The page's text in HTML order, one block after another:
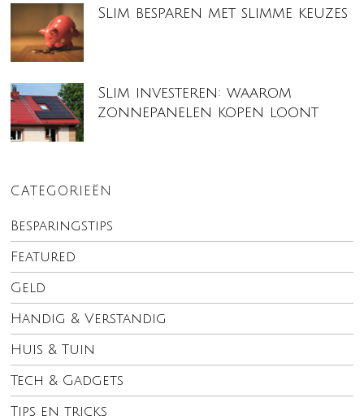
Slim besparen met slimme keuzes
Slim investeren: waarom
zonnepanelen kopen loont
CATEGORIEËN
Besparingstips
Featured
Geld
Handig & Verstandig
Huis & Tuin
Tech & Gadgets
Tips en tricks